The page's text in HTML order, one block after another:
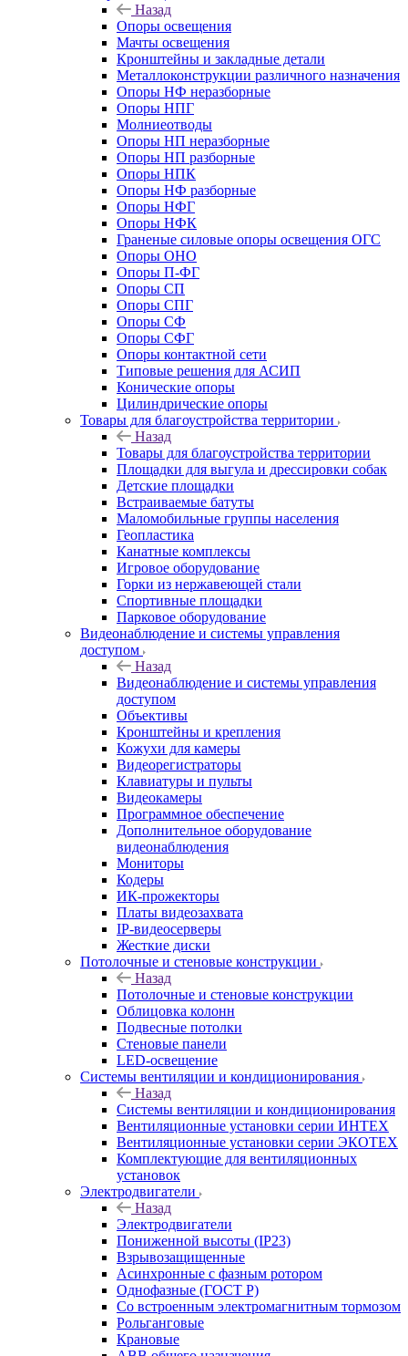
Назад
Опоры освещения
Мачты освещения
Кронштейны и закладные детали
Металлоконструкции различного назначения
Опоры НФ неразборные
Опоры НПГ
Молниеотводы
Опоры НП неразборные
Опоры НП разборные
Опоры НПК
Опоры НФ разборные
Опоры НФГ
Опоры НФК
Граненые силовые опоры освещения ОГС
Опоры ОНО
Опоры П-ФГ
Опоры СП
Опоры СПГ
Опоры СФ
Опоры СФГ
Опоры контактной сети
Типовые решения для АСИП
Конические опоры
Цилиндрические опоры
Товары для благоустройства территории
Назад
Товары для благоустройства территории
Площадки для выгула и дрессировки собак
Детские площадки
Встраиваемые батуты
Маломобильные группы населения
Геопластика
Канатные комплексы
Игровое оборудование
Горки из нержавеющей стали
Спортивные площадки
Парковое оборудование
Видеонаблюдение и системы управления
доступом
Назад
Видеонаблюдение и системы управления
доступом
Объективы
Кронштейны и крепления
Кожухи для камеры
Видеорегистраторы
Клавиатуры и пульты
Видеокамеры
Программное обеспечение
Дополнительное оборудование
видеонаблюдения
Мониторы
Кодеры
ИК-прожекторы
Платы видеозахвата
IP-видеосерверы
Жесткие диски
Потолочные и стеновые конструкции
Назад
Потолочные и стеновые конструкции
Облицовка колонн
Подвесные потолки
Стеновые панели
LED-освещение
Системы вентиляции и кондиционирования
Назад
Системы вентиляции и кондиционирования
Вентиляционные установки серии ИНТЕХ
Вентиляционные установки серии ЭКОТЕХ
Комплектующие для вентиляционных
установок
Электродвигатели
Назад
Электродвигатели
Пониженной высоты (IP23)
Взрывозащищенные
Асинхронные с фазным ротором
Однофазные (ГОСТ Р)
Со встроенным электромагнитным тормозом
Рольганговые
Крановые